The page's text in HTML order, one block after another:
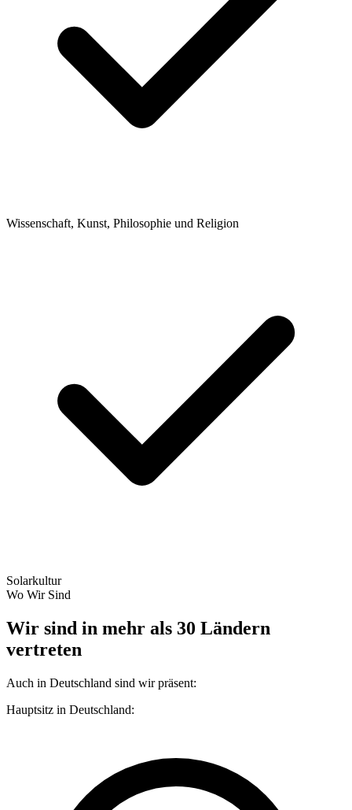
Wissenschaft, Kunst, Philosophie und Religion
Solarkultur
Wo Wir Sind
Wir sind in mehr als 30 Ländern
vertreten
Auch in Deutschland sind wir präsent:
Hauptsitz in Deutschland: